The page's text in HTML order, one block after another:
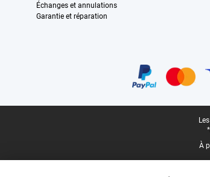
Échanges et annulations
Garantie et réparation
À